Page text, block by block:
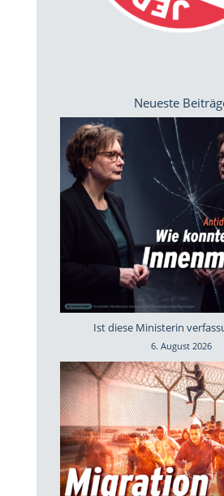
Neueste
Ist diese Ministerin
6. August 2026